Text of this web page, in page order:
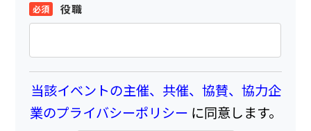
役職
当該イベントの主催、共催、協賛、協力企
業のプライバシーポリシー に同意します。